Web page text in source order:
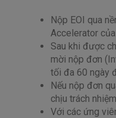
Nộp EOI qua
Accelerator
Sau khi được
mời nộp đơn
tối đa 60 ngày
Nếu nộp đơn
chịu trách
Với các ứng